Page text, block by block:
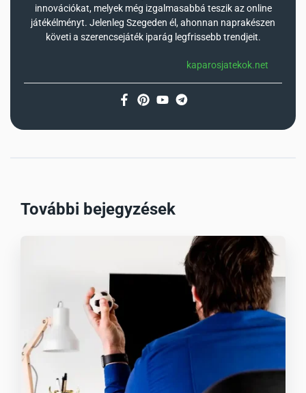
innovációkat, melyek még izgalmasabbá teszik az online
játékélményt. Jelenleg Szegeden él, ahonnan naprakészen
követi a szerencsejáték iparág legfrissebb trendjeit.
kaparosjatekok.net
További bejegyzések